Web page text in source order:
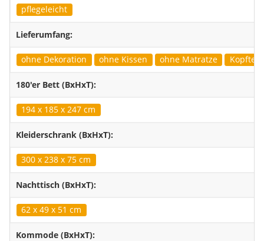
pflegeleicht
Lieferumfang:
ohne Dekoration ohne Kissen ohne Matratze Kopfteil
180'er Bett (BxHxT):
194 x 185 x 247 cm
Kleiderschrank (BxHxT):
300 x 238 x 75 cm
Nachttisch (BxHxT):
62 x 49 x 51 cm
Kommode (BxHxT):